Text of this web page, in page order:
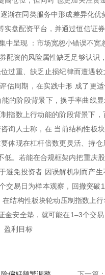
渐在同类服务中形成差异化
实盘配资平台，并通过恒信证
中呈现 ：市场宽恕小错误不宽
配资的风险属性缺乏足够认识
过重、缺乏止损纪律而遭遇
估周期，在实践中形 成了更
的阶段背景下，换手率曲线
指数上行动能的阶段背景下
询人士称，在 当前结构性板
体现在杠杆倍数更灵活、持
低。若能在合规框架内把重庆
避免投资者 因误解机制而产
交易日为样本观察，回撤突
结构性板块轮动压制指数上
金安全垫，就可能在1–3个交
盈利目标